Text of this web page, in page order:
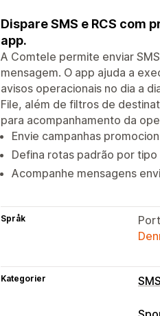
Dispare SMS e RCS com
app.
A Comtele permite enviar
mensagem. O app ajuda a
avisos operacionais no dia a
File, além de filtros de
para acompanhamento da
Envie campanhas
Defina rotas padrão por
Acompanhe mensagens
Språk
Kategorier